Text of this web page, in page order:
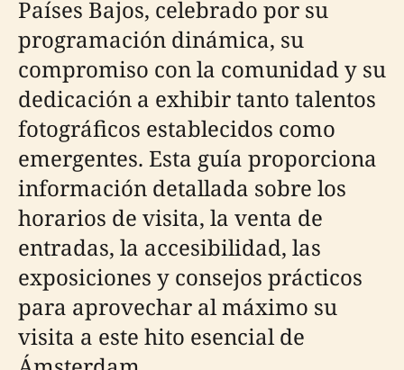
Países Bajos, celebrado por su
programación dinámica, su
compromiso con la comunidad y su
dedicación a exhibir tanto talentos
fotográficos establecidos como
emergentes. Esta guía proporciona
información detallada sobre los
horarios de visita, la venta de
entradas, la accesibilidad, las
exposiciones y consejos prácticos
para aprovechar al máximo su
visita a este hito esencial de